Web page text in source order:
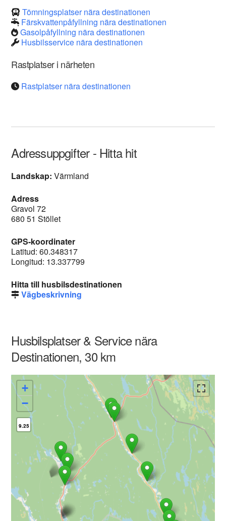
Tömningsplatser nära destinationen
Färskvattenpåfyllning nära destinationen
Gasolpåfyllning nära destinationen
Husbilsservice nära destinationen
Rastplatser i närheten
Rastplatser nära destinationen
Adressuppgifter - Hitta hit
Landskap:Värmland
Adress
Gravol 72
680 51 Stöllet
GPS-koordinater
Latitud: 60.348317
Longitud: 13.337799
Hitta till husbilsdestinationen
Vägbeskrivning
Husbilsplatser & Service nära
Destinationen, 30 km
+
−
9.25